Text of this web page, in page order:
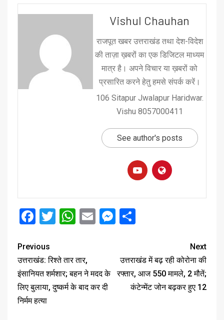
Vishul Chauhan
राजपूत खबर उत्तराखंड तथा देश-विदेश
की ताज़ा ख़बरों का एक डिजिटल माध्यम
मात्र है। अपने विचार या ख़बरों को
प्रसारित करने हेतु हमसे संपर्क करें।
106 Sitapur Jwalapur Haridwar.
Vishu 8057000411
See author's posts
Facebook
Twitter
WhatsApp
EmailMessenger
Previous
उत्तराखंड: रिश्ते तार तार,
इंसानियत शर्मशार; बहन ने मदद के
लिए बुलाया, दुष्कर्म के बाद कर दी
निर्मम हत्या
Next
उत्तराखंड में बढ़ रही कोरोना की
रफ्तार, आज 550 मामले, 2 मौतें;
कंटेन्मेंट जोन बढ़कर हुए 12